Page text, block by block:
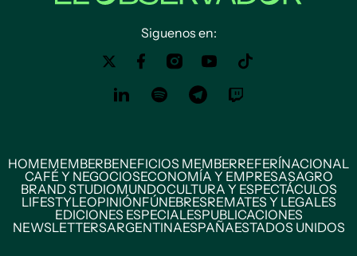
Siguenos en:
HOMEMEMBERBENEFICIOS MEMBERREFERÍNACIONAL
CAFÉ Y NEGOCIOSECONOMÍA Y EMPRESASAGRO
BRAND STUDIOMUNDOCULTURA Y ESPECTÁCULOS
LIFESTYLEOPINIÓNFÚNEBRESREMATES Y LEGALES
EDICIONES ESPECIALESPUBLICACIONES
NEWSLETTERSARGENTINAESPAÑAESTADOS UNIDOS